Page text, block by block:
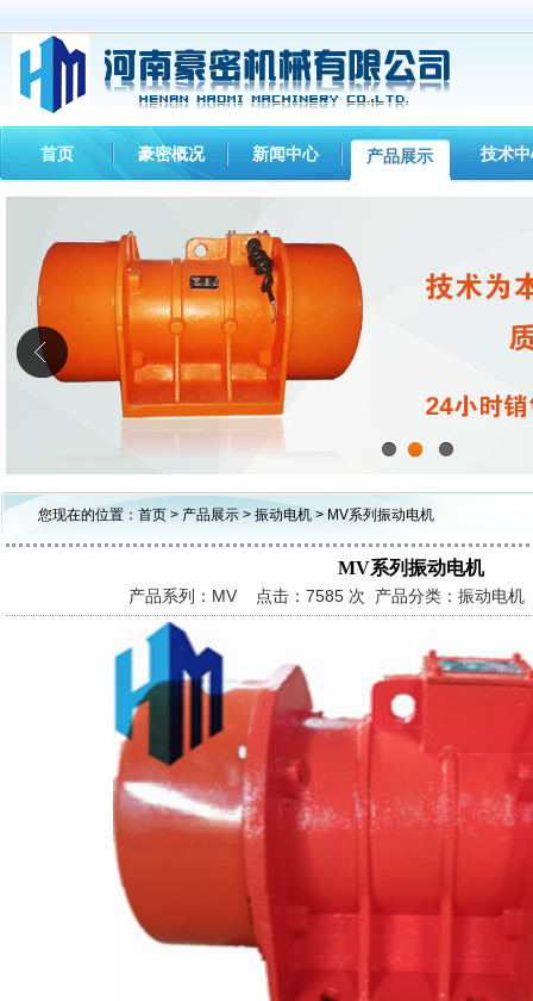
首页 豪密概况 新闻中心 产品展示 技术
您现在的位置： 首页 > 产品展示 > 振动电机 > MV系列振动电机
MV系列振动电机
产品系列：MV 点击： 7585 次 产品分类：振动电